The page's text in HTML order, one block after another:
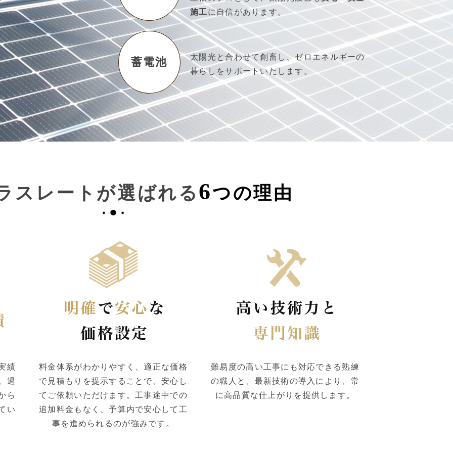
施工に自信があります。
蓄電池
太陽光と合わせて創畜し、ゼロエネルギーの
暮らしをサポートいたします。
スレートが選ばれる 6つの理由
績
過
ら
い
料金体系がわかりやすく、適正な価格
で見積もりを提示することで、安心し
てご依頼いただけます。工事途中での
追加料金もなく、予算内で安心して工
事を進められるのが強みです。
難易度の高い工事にも対応できる熟練
の職人と、最新技術の導入により、常
に高品質な仕上がりを提供します。